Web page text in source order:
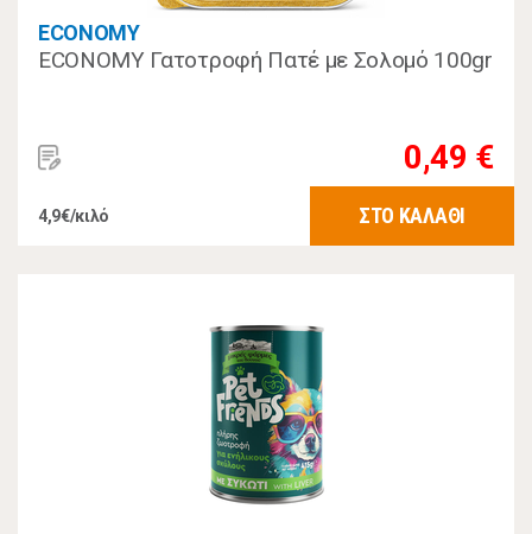
ECONOMY
ECONOMY Γατοτροφή Πατέ με Σολομό 100gr
0,49 €
4,9€/κιλό ΣΤΟ ΚΑΛΑΘΙ